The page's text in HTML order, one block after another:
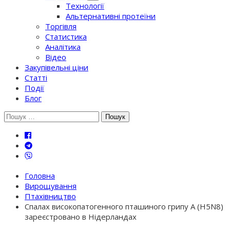
Технології
Альтернативні протеїни
Торгівля
Статистика
Аналітика
Відео
Закупівельні ціни
Статті
Події
Блог
Шукати:
Головна
Вирощування
Птахівництво
Спалах високопатогенного пташиного грипу A (H5N8)
зареєстровано в Нідерландах